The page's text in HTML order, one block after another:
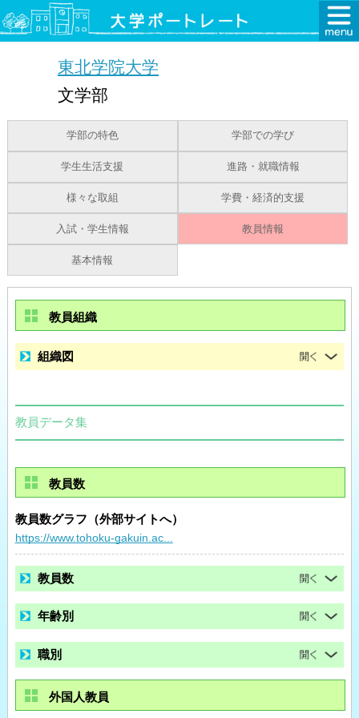
東北学院大学
文学部
学部の特色 学部での学び
学生生活支援 進路・就職情報
様々な取組 学費・経済的支援
入試・学生情報 教員情報
基本情報
教員組織
組織図
教員データ集
教員数
教員数グラフ（外部サイトへ）
https://www.tohoku-gakuin.ac...
教員数
年齢別
職別
外国人教員